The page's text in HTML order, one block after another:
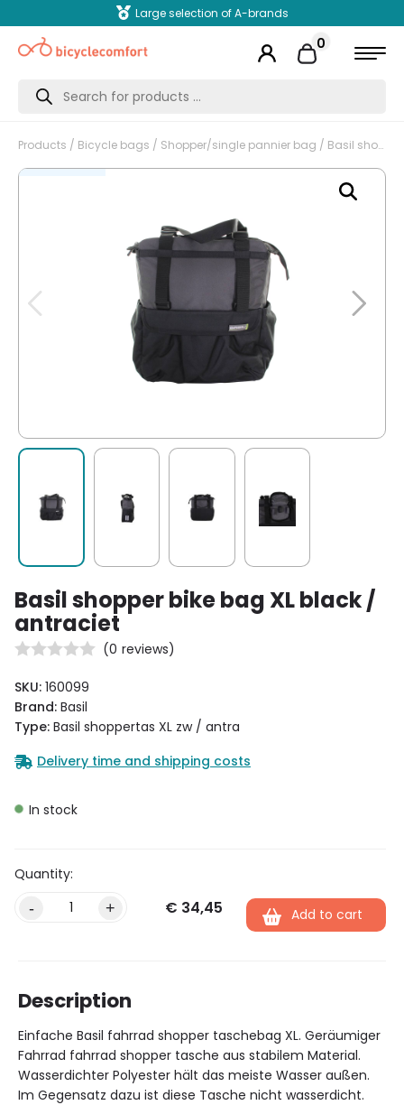
Large selection of A-brands
0
Products
search
Products / Bicycle bags / Shopper/single pannier bag / Basil shopper bike bag XL black / antraciet
Basil shopper bike bag XL black /
antraciet
(0 reviews)
SKU: 160099
Brand: Basil
Type: Basil shoppertas XL zw / antra
Delivery time and shipping costs
In stock
- + € 34,45 Add to cart
Alternative:
Description
Einfache Basil fahrrad shopper taschebag XL. Geräumiger
Fahrrad fahrrad shopper tasche aus stabilem Material.
Wasserdichter Polyester hält das meiste Wasser außen.
Im Gegensatz dazu ist diese Tasche nicht wasserdicht.